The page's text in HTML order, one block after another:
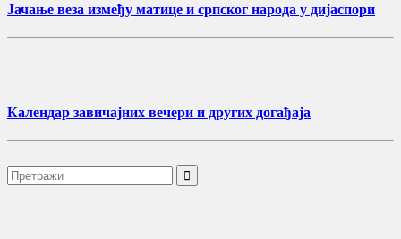
Јачање веза између матице и српског народа у дијаспори
Календар завичајних вечери и других догађаја